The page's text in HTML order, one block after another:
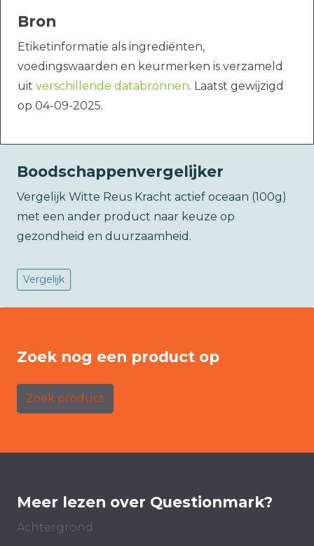
Bron
Etiketinformatie als ingrediënten,
voedingswaarden en keurmerken is verzameld
uit verschillende databronnen. Laatst gewijzigd
op 04-09-2025.
Boodschappenvergelijker
Vergelijk Witte Reus Kracht actief oceaan (100g)
met een ander product naar keuze op
gezondheid en duurzaamheid.
Vergelijk
Zoek nog een product op
Zoek product
Meer lezen over Questionmark?
Achtergrond